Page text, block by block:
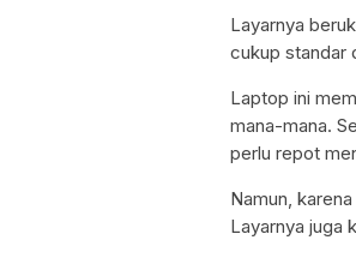
Layarnya
cukup standar
Laptop ini
mana-mana.
perlu repot
Namun,
Layarnya juga